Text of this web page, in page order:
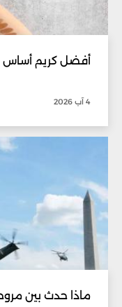
أفضل كريم أساس
4 آب 2026
ماذا حدث بين